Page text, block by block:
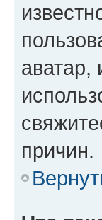
аватар,
причин.